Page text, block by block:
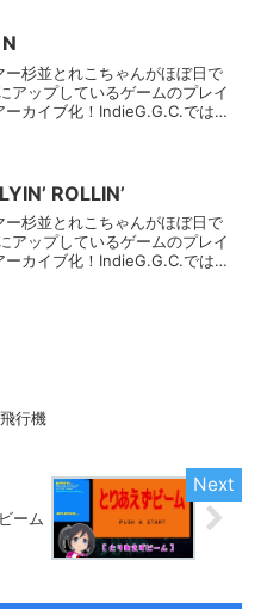
ー杉並とれこちゃんがほぼ日で
アップしているゲームのプレイ
ーカイブ化！IndieG.G.C.では
ROLLIN’
ー杉並とれこちゃんがほぼ日で
アップしているゲームのプレイ
ーカイブ化！IndieG.G.C.では
行機
ーム